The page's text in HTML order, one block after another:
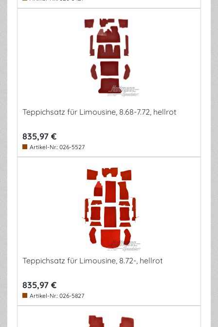
Teppichsatz für Limousine, 8.68-7.72, hellrot
835,97 €
Artikel-Nr.: 026-5527
Teppichsatz für Limousine, 8.72-, hellrot
835,97 €
Artikel-Nr.: 026-5827